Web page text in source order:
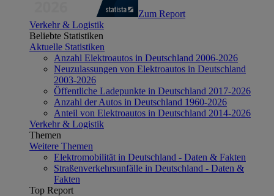
Zum Report
Verkehr & Logistik
Beliebte Statistiken
Aktuelle Statistiken
Anzahl Elektroautos in Deutschland 2006-2026
Neuzulassungen von Elektroautos in Deutschland
2003-2026
Öffentliche Ladepunkte in Deutschland 2017-2026
Anzahl der Autos in Deutschland 1960-2026
Anteil von Elektroautos in Deutschland 2014-2026
Verkehr & Logistik
Themen
Weitere Themen
Elektromobilität in Deutschland - Daten & Fakten
Straßenverkehrsunfälle in Deutschland - Daten &
Fakten
Top Report